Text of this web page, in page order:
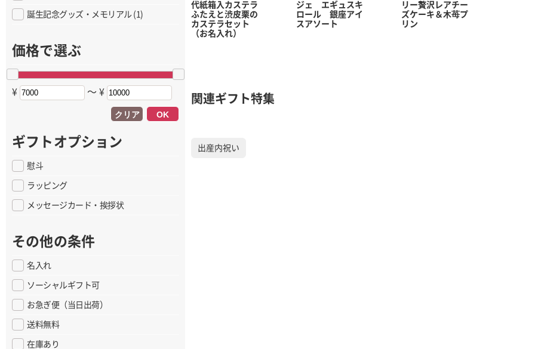
代紙箱入カステラ
ふたえと渋皮栗の
カステラセット
（お名入れ）
ジェ エギュスキ
ロール 銀座アイ
スアソート
リー贅沢レアチー
ズケーキ＆木苺プ
リン
関連ギフト特集
出産内祝い
誕生記念グッズ・メモリアル (1)
価格で選ぶ
¥ 〜 ¥
OK
クリア
ギフトオプション
慰斗
ラッピング
メッセージカード・挨拶状
その他の条件
名入れ
ソーシャルギフト可
お急ぎ便（当日出荷）
送料無料
在庫あり